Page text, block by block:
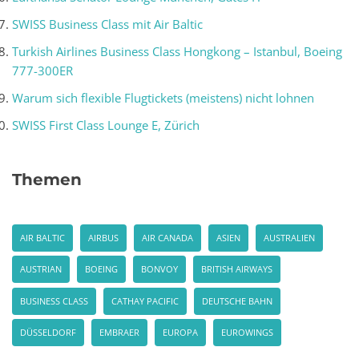
SWISS Business Class mit Air Baltic
Turkish Airlines Business Class Hongkong – Istanbul, Boeing
777-300ER
Warum sich flexible Flugtickets (meistens) nicht lohnen
SWISS First Class Lounge E, Zürich
Themen
AIR BALTIC AIRBUS AIR CANADA ASIEN AUSTRALIEN
AUSTRIAN BOEING BONVOY BRITISH AIRWAYS
BUSINESS CLASS CATHAY PACIFIC DEUTSCHE BAHN
DÜSSELDORF EMBRAER EUROPA EUROWINGS